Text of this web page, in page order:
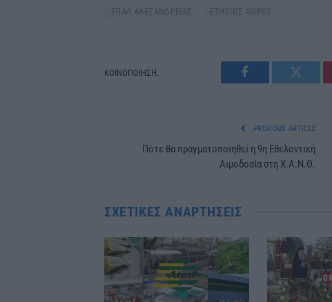
ΕΠΑΛ ΑΛΕΞΑΝΔΡΕΙΑΣ ΕΤΗΣΙΟΣ ΧΟΡΟΣ
ΚΟΙΝΟΠΟΙΗΣΗ.
Facebook Twitter
PREVIOUS ARTICLE
Πότε θα πραγματοποιηθεί η 9η Εθελοντική
Αιμοδοσία στη Χ.Α.Ν.Θ.
ΣΧΕΤΙΚΈΣ ΑΝΑΡΤΉΣΕΙΣ